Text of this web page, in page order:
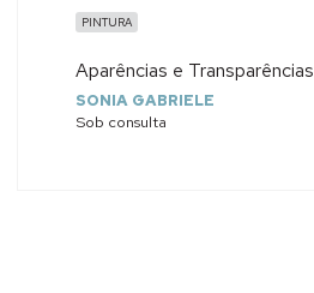
PINTURA
Aparências e Transparências
SONIA GABRIELE
Sob consulta